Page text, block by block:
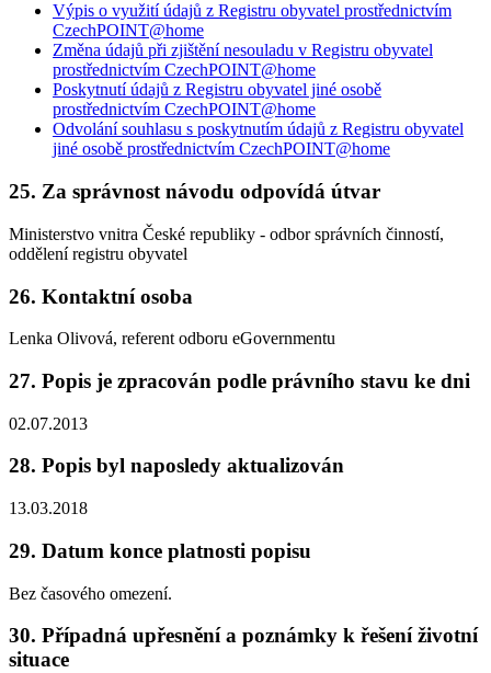
Výpis o využití údajů z Registru obyvatel prostřednictvím
CzechPOINT@home
Změna údajů při zjištění nesouladu v Registru obyvatel
prostřednictvím CzechPOINT@home
Poskytnutí údajů z Registru obyvatel jiné osobě
prostřednictvím CzechPOINT@home
Odvolání souhlasu s poskytnutím údajů z Registru obyvatel
jiné osobě prostřednictvím CzechPOINT@home
25. Za správnost návodu odpovídá útvar
Ministerstvo vnitra České republiky - odbor správních činností,
oddělení registru obyvatel
26. Kontaktní osoba
Lenka Olivová, referent odboru eGovernmentu
27. Popis je zpracován podle právního stavu ke dni
02.07.2013
28. Popis byl naposledy aktualizován
13.03.2018
29. Datum konce platnosti popisu
Bez časového omezení.
30. Případná upřesnění a poznámky k řešení životní
situace